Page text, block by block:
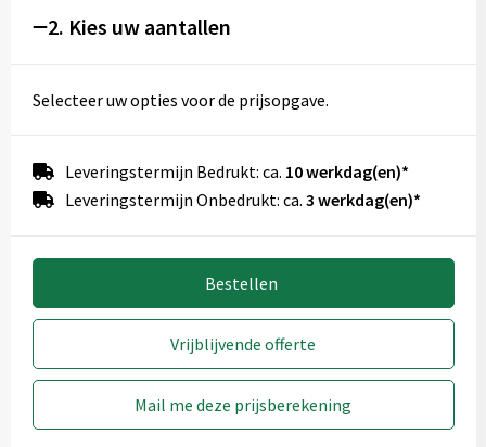
2. Kies uw aantallen
Selecteer uw opties voor de prijsopgave.
Leveringstermijn Bedrukt: ca. 10 werkdag(en)*
Leveringstermijn Onbedrukt: ca. 3 werkdag(en)*
Bestellen
Vrijblijvende offerte
Mail me deze prijsberekening